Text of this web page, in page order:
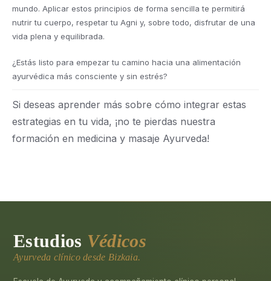
mundo. Aplicar estos principios de forma sencilla te permitirá
nutrir tu cuerpo, respetar tu Agni y, sobre todo, disfrutar de una
vida plena y equilibrada.
¿Estás listo para empezar tu camino hacia una alimentación
ayurvédica más consciente y sin estrés?
Si deseas aprender más sobre cómo integrar estas
estrategias en tu vida, ¡no te pierdas nuestra
formación en medicina y masaje Ayurveda!
Estudios Védicos
Ayurveda clínico desde Bizkaia.